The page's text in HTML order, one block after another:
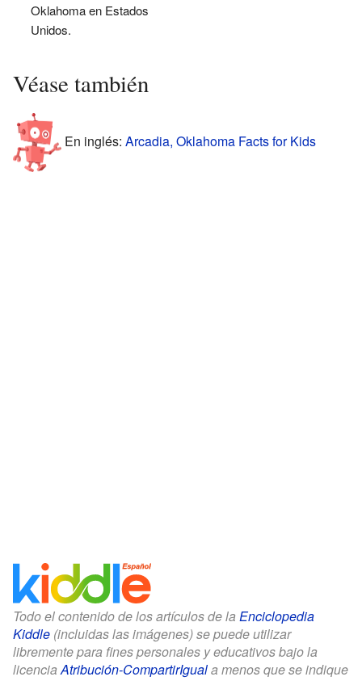
Oklahoma en Estados
Unidos.
Véase también
En inglés: Arcadia, Oklahoma Facts for Kids
Todo el contenido de los artículos de la Enciclopedia
Kiddle (incluidas las imágenes) se puede utilizar
libremente para fines personales y educativos bajo la
licenciaAtribución-CompartirIguala menos que se indique